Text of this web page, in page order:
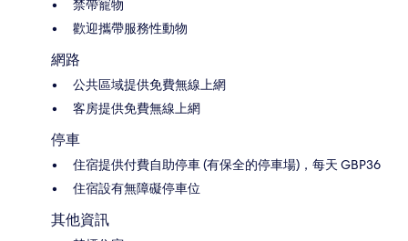
禁帶寵物
歡迎攜帶服務性動物
網路
公共區域提供免費無線上網
客房提供免費無線上網
停車
住宿提供付費自助停車 (有保全的停車場)，每天 GBP36
住宿設有無障礙停車位
其他資訊